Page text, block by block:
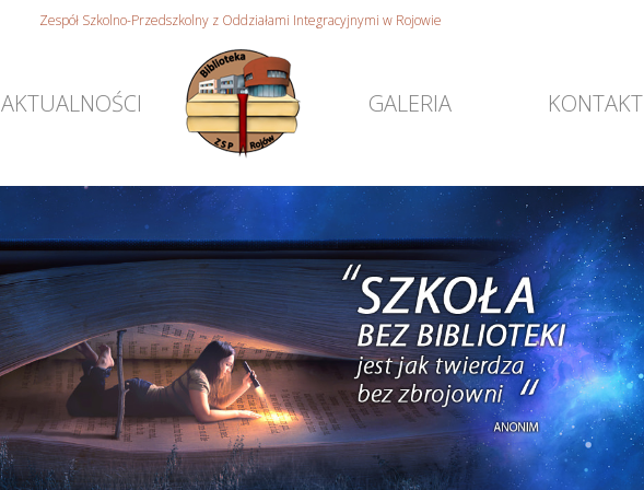
Zespół Szkolno-Przedszkolny z Oddziałami Integracyjnymi w Rojowie
AKTUALNOŚCI GALERIA KONTAKT